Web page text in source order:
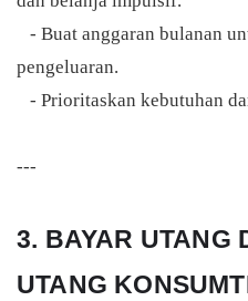
- Buat anggaran bulanan
pengeluaran.
- Prioritaskan kebutuhan
---
3. BAYAR UTANG
UTANG